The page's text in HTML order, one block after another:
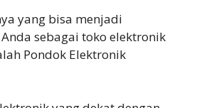
yang bisa menjadi
sebagai toko elektronik
Pondok Elektronik